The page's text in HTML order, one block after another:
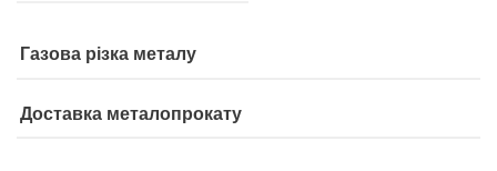
Газова різка металу
Доставка металопрокату